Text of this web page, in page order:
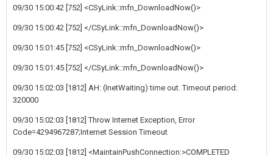
09/30 15:00:42 [752] <CSyLink::mfn_DownloadNow()>
09/30 15:00:42 [752] </CSyLink::mfn_DownloadNow()>
09/30 15:01:45 [752] <CSyLink::mfn_DownloadNow()>
09/30 15:01:45 [752] </CSyLink::mfn_DownloadNow()>
09/30 15:02:03 [1812] AH: (InetWaiting) time out. Timeout period:
320000
09/30 15:02:03 [1812] Throw Internet Exception, Error
Code=4294967287;Internet Session Timeout
09/30 15:02:03 [1812] <MaintainPushConnection:>COMPLETED